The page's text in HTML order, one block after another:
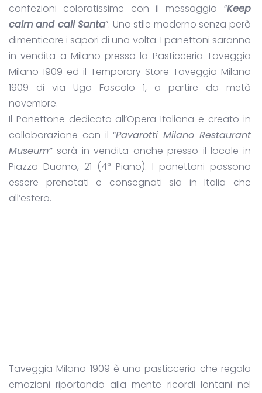
confezioni coloratissime con il messaggio “Keep
calm and call Santa”. Uno stile moderno senza però
dimenticare i sapori di una volta. I panettoni saranno
in vendita a Milano presso la Pasticceria Taveggia
Milano 1909 ed il Temporary Store Taveggia Milano
1909 di via Ugo Foscolo 1, a partire da metà
novembre.
Il Panettone dedicato all’Opera Italiana e creato in
collaborazione con il “Pavarotti Milano Restaurant
Museum”sarà in vendita anche presso il locale in
Piazza Duomo, 21 (4° Piano). I panettoni possono
essere prenotati e consegnati sia in Italia che
all’estero.
Taveggia Milano 1909 è una pasticceria che regala
emozioni riportando alla mente ricordi lontani nel